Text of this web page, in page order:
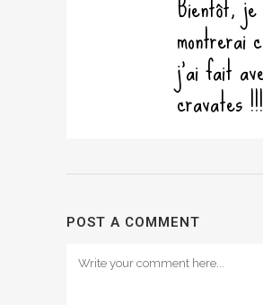
montrerai
j’ai fait
cravates !!!
POST A COMMENT